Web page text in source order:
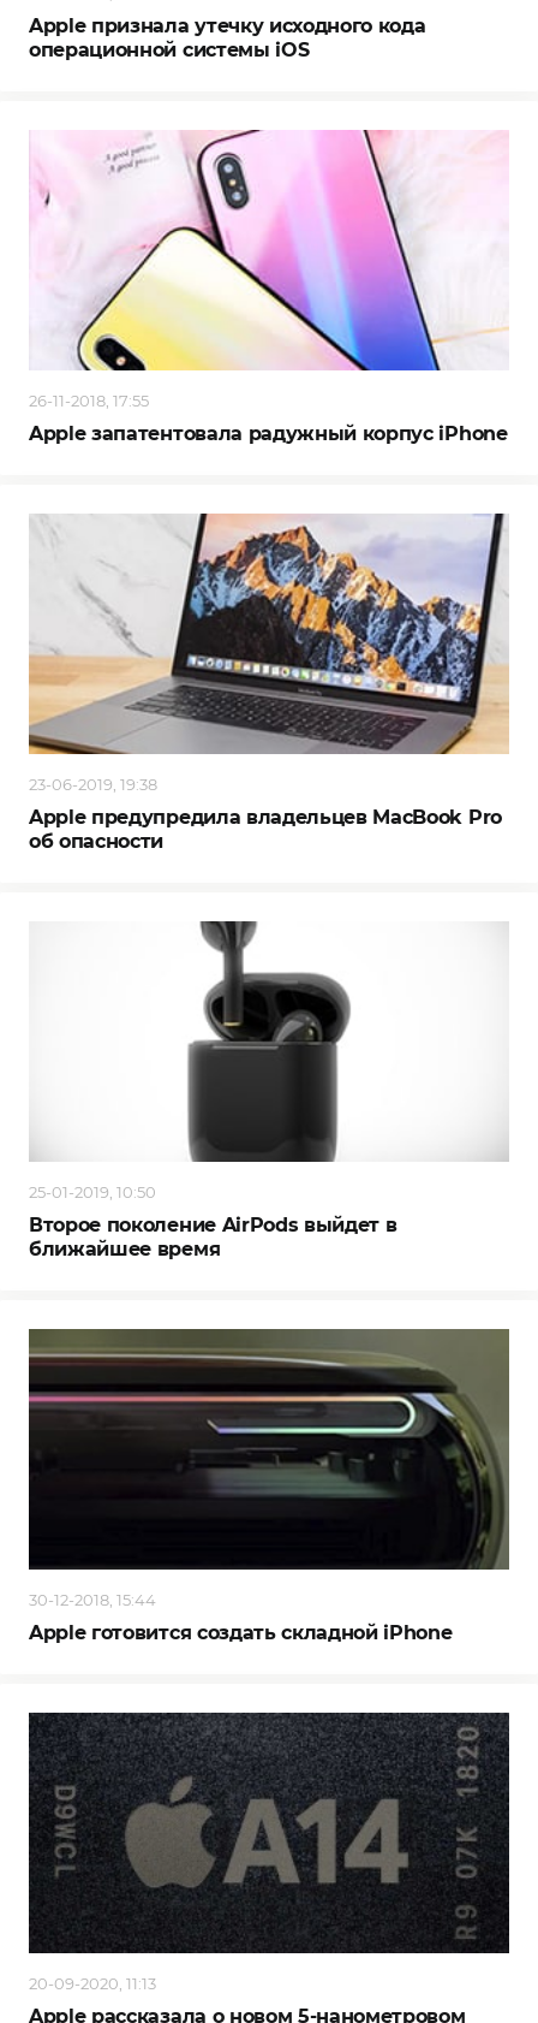
Apple признала утечку исходного кода
операционной системы iOS
26-11-2018, 17:55
Apple запатентовала радужный корпус iPhone
23-06-2019, 19:38
Apple предупредила владельцев MacBook Pro
об опасности
25-01-2019, 10:50
Второе поколение AirPods выйдет в
ближайшее время
30-12-2018, 15:44
Apple готовится создать складной iPhone
20-09-2020, 11:13
Apple рассказала о новом 5-нанометровом